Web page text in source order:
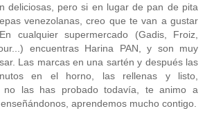
deliciosas, pero si en lugar de pan de pita
venezolanas, creo que te van a gustar
cualquier supermercado (Gadis, Froiz,
encuentras Harina PAN, y son muy
Las marcas en una sartén y después las
en el horno, las rellenas y listo,
no las has probado todavía, te animo a
aprendemos mucho contigo.